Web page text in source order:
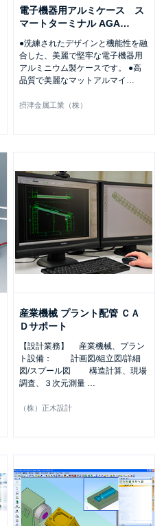
電子機器用アルミケース ス
マートターミナル AGA…
●洗練されたデザインと機能性を融
合した、美麗で堅牢な電子機器用
アルミニウム製ケースです。 ●高
品質で美麗なマットアルマイ
摂津金属工業（株）
産業機械 プラント配管 ＣＡ
Ｄサポート
【設計業務】 産業機械、プラン
ト設備： 計画図/組立図/詳細
図/スプール図 構造計算、現場
調査、３次元測量 …
（株）正木設計